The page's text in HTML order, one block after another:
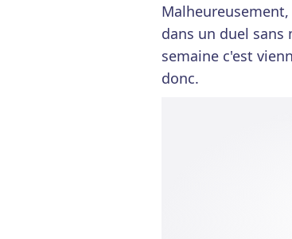
dans un duel sans
semaine c'est
donc.